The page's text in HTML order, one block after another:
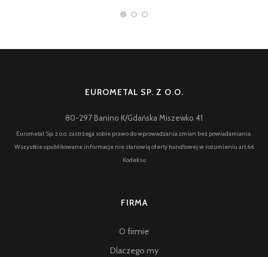
EUROMETAL SP. Z O.O.
80-297 Banino K/Gdańska Miszewko 41
Eurometal Sp. z o.o. zastrzega sobie prawo do wprowadzania zmian bez powiadamiania.
Wszystkie opublikowane informacje nie stanowią oferty handlowej w rozumieniu art.66
Kodeksu
FIRMA
O firmie
Dlaczego my